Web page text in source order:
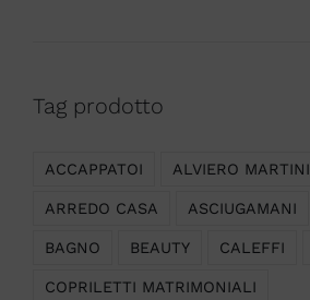
Tag prodotto
ACCAPPATOI ALVIERO MARTINI
ARREDO CASA ASCIUGAMANI
BAGNO BEAUTY CALEFFI
COPRILETTI MATRIMONIALI